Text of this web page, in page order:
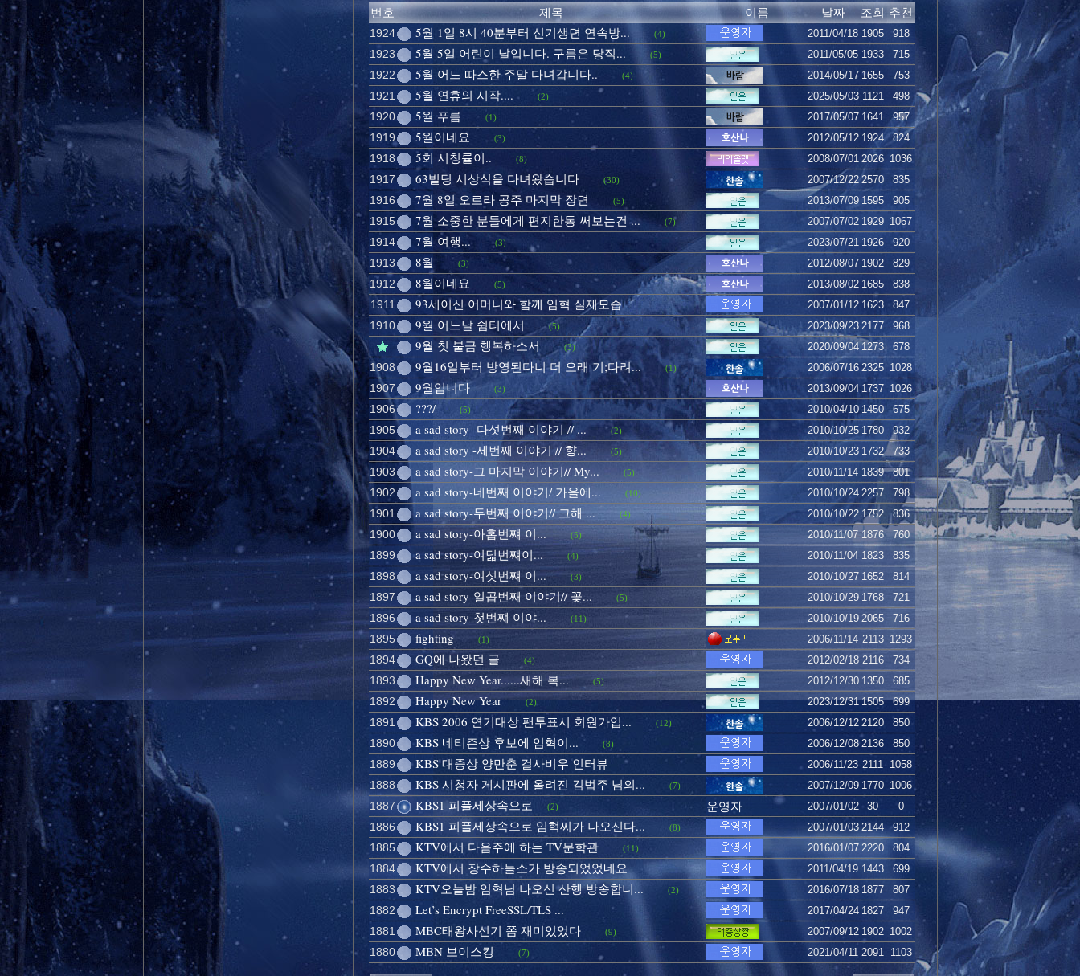
번호 제목 이름 날짜 조회 추천
1924 5월 1일 8시 40분부터 신기생뎐 연속방... (4) 2011/04/18 1905 918
1923 5월 5일 어린이 날입니다. 구름은 당직... (5) 2011/05/05 1933 715
1922 5월 어느 따스한 주말 다녀갑니다.. (4) 2014/05/17 1655 753
1921 5월 연휴의 시작.... (2) 2025/05/03 1121 498
1920 5월 푸름 (1) 2017/05/07 1641 957
1919 5월이네요 (3) 2012/05/12 1924 824
1918 5회 시청률이.. (8) 2008/07/01 2026 1036
1917 63빌딩 시상식을 다녀왔습니다 (30) 2007/12/22 2570 835
1916 7월 8일 오로라 공주 마지막 장면 (5) 2013/07/09 1595 905
1915 7월 소중한 분들에게 편지한통 써보는건 ... (7) 2007/07/02 1929 1067
1914 7월 여행... (3) 2023/07/21 1926 920
1913 8월 (3) 2012/08/07 1902 829
1912 8월이네요 (5) 2013/08/02 1685 838
1911 93세이신 어머니와 함께 임혁 실제모습 2007/01/12 1623 847
1910 9월 어느날 쉼터에서 (5) 2023/09/23 2177 968
9월 첫 불금 행복하소서 (3) 2020/09/04 1273 678
1908 9월16일부터 방영된다니 더 오래 기;다려... (1) 2006/07/16 2325 1028
1907 9월입니다 (3) 2013/09/04 1737 1026
1906 ???/ (5) 2010/04/10 1450 675
1905 a sad story -다섯번째 이야기 // ... (2) 2010/10/25 1780 932
1904 a sad story -세번째 이야기 // 향... (5) 2010/10/23 1732 733
1903 a sad story-그 마지막 이야기// My... (5) 2010/11/14 1839 801
1902 a sad story-네번째 이야기/ 가을에... (10) 2010/10/24 2257 798
1901 a sad story-두번째 이야기// 그해 ... (4) 2010/10/22 1752 836
1900 a sad story-아홉번쨰 이... (5) 2010/11/07 1876 760
1899 a sad story-여덟번쨰이... (4) 2010/11/04 1823 835
1898 a sad story-여섯번쨰 이... (3) 2010/10/27 1652 814
1897 a sad story-일곱번째 이야기// 꽃... (5) 2010/10/29 1768 721
1896 a sad story-첫번쨰 이야... (11) 2010/10/19 2065 716
1895 fighting (1) 2006/11/14 2113 1293
1894 GQ에 나왔던 글 (4) 2012/02/18 2116 734
1893 Happy New Year......새해 복... (5) 2012/12/30 1350 685
1892 Happy New Year (2) 2023/12/31 1505 699
1891 KBS 2006 연기대상 팬투표시 회원가입... (12) 2006/12/12 2120 850
1890 KBS 네티즌상 후보에 임혁이... (8) 2006/12/08 2136 850
1889 KBS 대중상 양만춘 걸사비우 인터뷰 2006/11/23 2111 1058
1888 KBS 시청자 게시판에 올려진 김법주 님의... (7) 2007/12/09 1770 1006
1887 KBS1 피플세상속으로 (2) 운영자 2007/01/02 30 0
1886 KBS1 피플세상속으로 임혁씨가 나오신다... (8) 2007/01/03 2144 912
1885 KTV에서 다음주에 하는 TV문학관 (11) 2016/01/07 2220 804
1884 KTV에서 장수하늘소가 방송되었었네요 2011/04/19 1443 699
1883 KTV오늘밤 임혁님 나오신 산행 방송합니... (2) 2016/07/18 1877 807
1882 Let’s Encrypt FreeSSL/TLS ... 2017/04/24 1827 947
1881 MBC태왕사신기 쫌 재미있었다 (9) 2007/09/12 1902 1002
1880 MBN 보이스킹 (7) 2021/04/11 2091 1103